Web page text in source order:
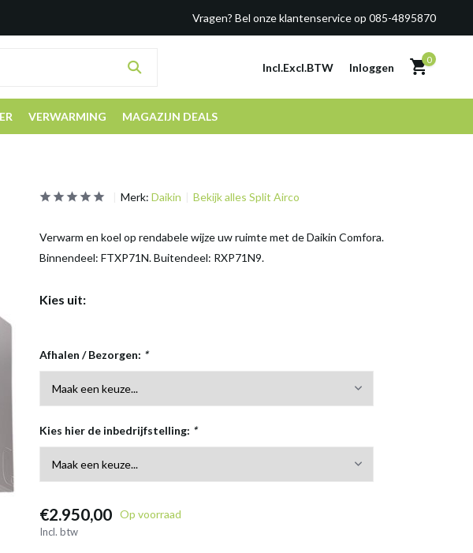
Vragen? Bel onze klantenservice op 085-4895870
Incl.Excl.BTW Inloggen
0
VERWARMING MAGAZIJN DEALS
Merk: Daikin Bekijk alles Split Airco
Verwarm en koel op rendabele wijze uw ruimte met de Daikin Comfora.
Binnendeel: FTXP71N. Buitendeel: RXP71N9.
Kies uit:
Afhalen / Bezorgen: *
Kies hier de inbedrijfstelling: *
€2.950,00 Op voorraad
Incl. btw